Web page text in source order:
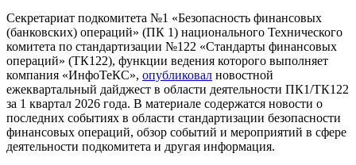
Секретариат подкомитета №1 «Безопасность финансовых
(банковских) операций» (ПК 1) национального Технического
комитета по стандартизации №122 «Стандарты финансовых
операций» (ТК122), функции ведения которого выполняет
компания «ИнфоТеКС», опубликовал новостной
ежеквартальный дайджест в области деятельности ПК1/ТК122
за 1 квартал 2026 года. В материале содержатся новости о
последних событиях в области стандартизации безопасности
финансовых операций, обзор событий и мероприятий в сфере
деятельности подкомитета и другая информация.